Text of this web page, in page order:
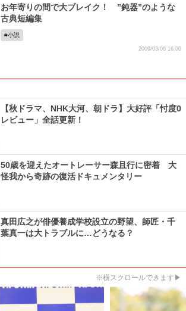
お年寄りの間で大ブレイク！ ”鈍器”のような
古典短編集
小説
2009/03/06 16:00
【秋ドラマ、NHK大河、朝ドラ】大好評「忖度0
レビュー」全話更新！
50歳を迎えたオートレーサー森且行に密着 大
怪我から奇跡の復活ドキュメンタリー
真田広之が俳優養成学校設立の野望、師匠・千
葉真一は大トラブルに…どうなる？
※横スクロールできます▶